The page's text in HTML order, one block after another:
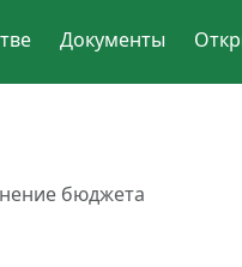
Документы
бюджета